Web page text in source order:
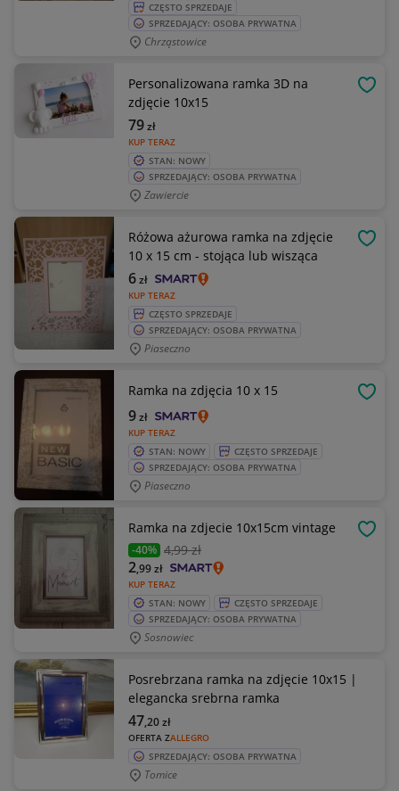
CZĘSTO SPRZEDAJE
SPRZEDAJĄCY: OSOBA PRYWATNA
Chrząstowice
Personalizowana ramka 3D na
zdjęcie 10x15
KUP TERAZ
79zł
STAN: NOWY
SPRZEDAJĄCY: OSOBA PRYWATNA
Zawiercie
Różowa ażurowa ramka na zdjęcie
10 x 15 cm - stojąca lub wisząca
KUP TERAZ
6zł
CZĘSTO SPRZEDAJE
SPRZEDAJĄCY: OSOBA PRYWATNA
Piaseczno
Ramka na zdjęcia 10 x 15
KUP TERAZ
9zł
STAN: NOWY
CZĘSTO SPRZEDAJE
SPRZEDAJĄCY: OSOBA PRYWATNA
Piaseczno
Ramka na zdjecie 10x15cm vintage
-40% 4,99 zł
KUP TERAZ
2,99zł
STAN: NOWY
CZĘSTO SPRZEDAJE
SPRZEDAJĄCY: OSOBA PRYWATNA
Sosnowiec
Posrebrzana ramka na zdjęcie 10x15 |
elegancka srebrna ramka
OFERTA ZALLEGRO
47,20zł
SPRZEDAJĄCY: OSOBA PRYWATNA
Tomice